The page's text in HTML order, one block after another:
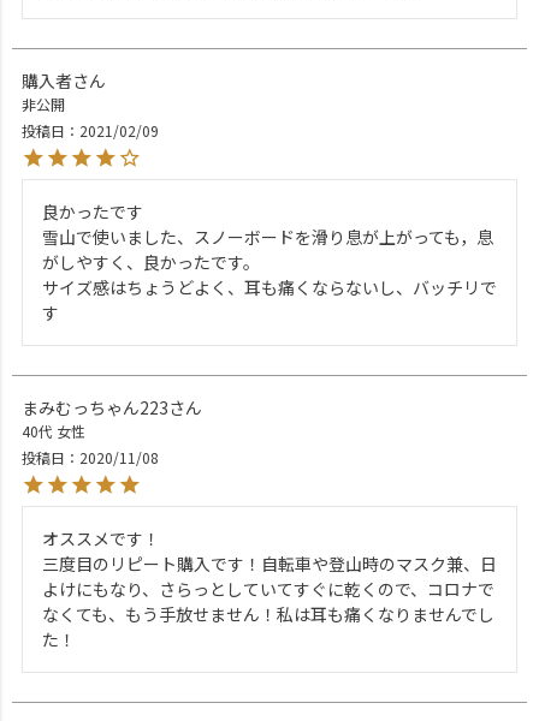
購入者
非公開
投稿日
2021/02/09
良かったです
雪山で使いました、スノーボードを滑り息が上がっても，息
がしやすく、良かったです。
サイズ感はちょうどよく、耳も痛くならないし、バッチリで
す
まみむっちゃん223
40代 女性
投稿日
2020/11/08
オススメです！
三度目のリピート購入です！自転車や登山時のマスク兼、日
よけにもなり、さらっとしていてすぐに乾くので、コロナで
なくても、もう手放せません！私は耳も痛くなりませんでし
た！